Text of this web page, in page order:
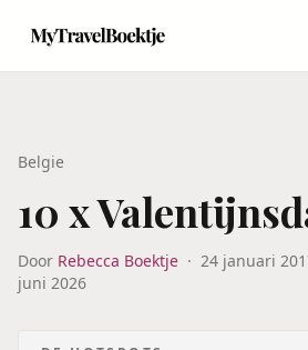
Belgie
10 x
Door Rebecca Boektje · 24 januari
juni 2026